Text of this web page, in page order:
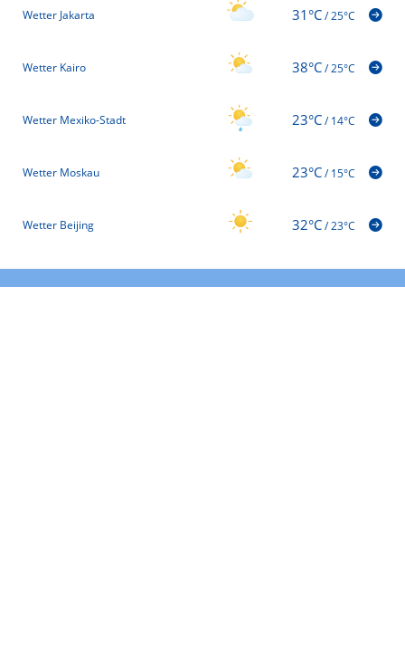
Wetter Jakarta 31°C/25°C
Wetter Kairo 38°C/25°C
Wetter Mexiko-Stadt 23°C/14°C
Wetter Moskau 23°C/15°C
Wetter Beijing 32°C/23°C